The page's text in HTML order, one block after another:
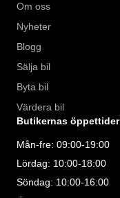
Om oss
Nyheter
Blogg
Sälja bil
Byta bil
Värdera bil
Butikernas öppettider
Mån-fre: 09:00-19:00
Lördag: 10:00-18:00
Söndag: 10:00-16:00